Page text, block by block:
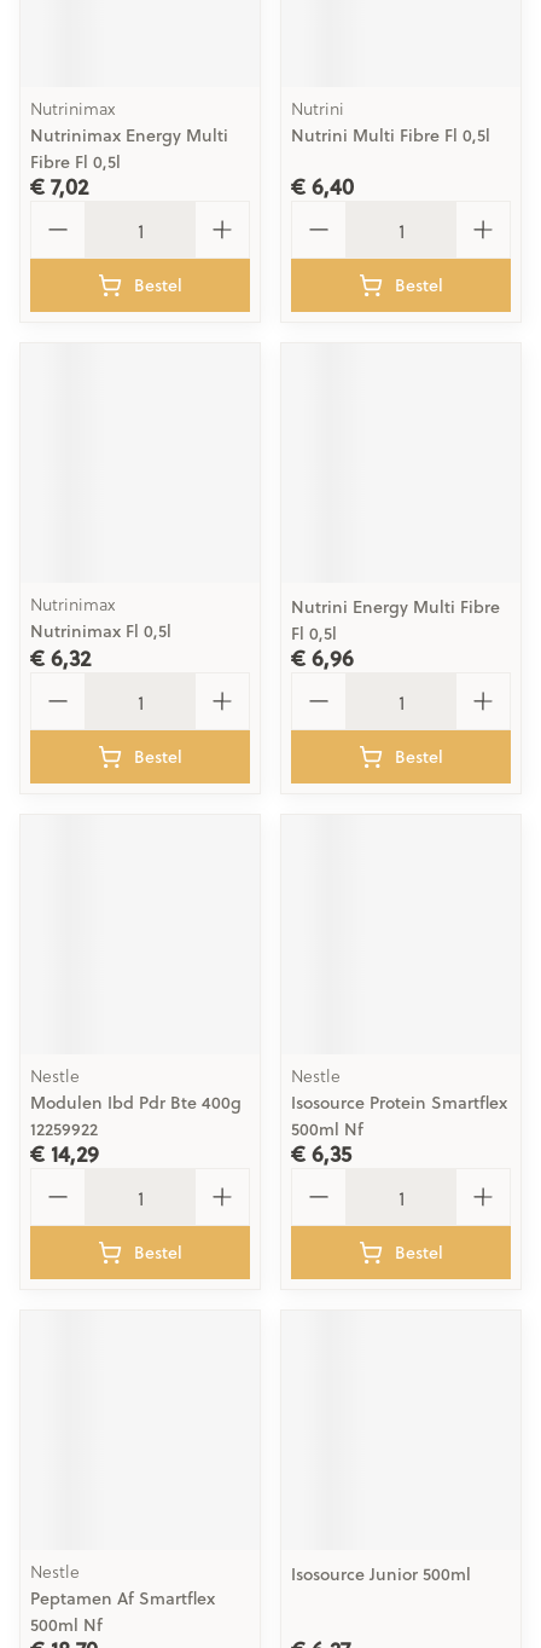
Nutrinimax
Nutrinimax Energy Multi
Fibre Fl 0,5l
€ 7,02
Bestel
Nutrini
Nutrini Multi Fibre Fl 0,5l
€ 6,40
Bestel
Nutrinimax
Nutrinimax Fl 0,5l
€ 6,32
Bestel
Nutrini Energy Multi Fibre
Fl 0,5l
€ 6,96
Bestel
Nestle
Modulen Ibd Pdr Bte 400g
12259922
€ 14,29
Bestel
Nestle
Isosource Protein Smartflex
500ml Nf
€ 6,35
Bestel
Nestle
Peptamen Af Smartflex
500ml Nf
Isosource Junior 500ml